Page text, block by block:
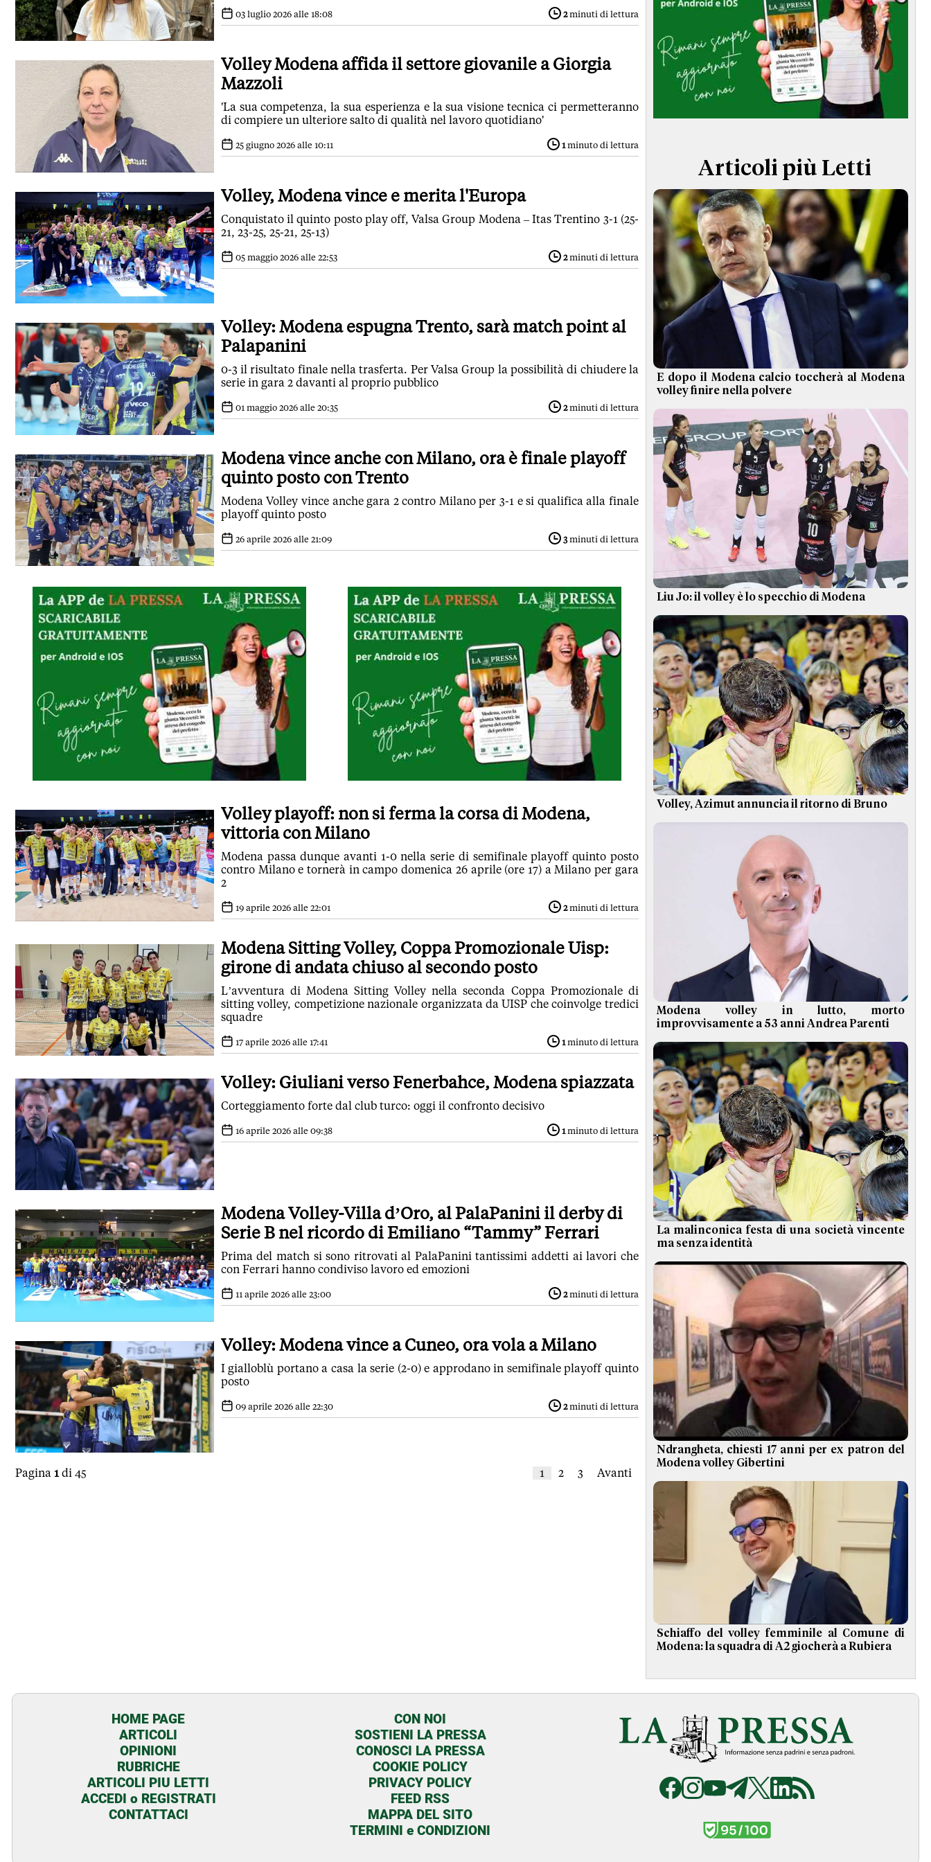
TERMINI e CONDIZIONI
03 luglio 2026 alle 18:08 2minuti di lettura
Volley Modena affida il settore giovanile a Giorgia
Mazzoli
'La sua competenza, la sua esperienza e la sua visione tecnica ci permetteranno
di compiere un ulteriore salto di qualità nel lavoro quotidiano'
25 giugno 2026 alle 10:11 1minuto di lettura
Volley, Modena vince e merita l'Europa
Conquistato il quinto posto play off, Valsa Group Modena – Itas Trentino 3-1 (25-
21, 23-25, 25-21, 25-13)
05 maggio 2026 alle 22:53 2minuti di lettura
Volley: Modena espugna Trento, sarà match point al
Palapanini
0-3 il risultato finale nella trasferta. Per Valsa Group la possibilità di chiudere la
serie in gara 2 davanti al proprio pubblico
01 maggio 2026 alle 20:35 2minuti di lettura
Modena vince anche con Milano, ora è finale playoff
quinto posto con Trento
Modena Volley vince anche gara 2 contro Milano per 3-1 e si qualifica alla finale
playoff quinto posto
26 aprile 2026 alle 21:09 3minuti di lettura
Volley playoff: non si ferma la corsa di Modena,
vittoria con Milano
Modena passa dunque avanti 1-0 nella serie di semifinale playoff quinto posto
contro Milano e tornerà in campo domenica 26 aprile (ore 17) a Milano per gara
2
19 aprile 2026 alle 22:01 2minuti di lettura
Modena Sitting Volley, Coppa Promozionale Uisp:
girone di andata chiuso al secondo posto
L’avventura di Modena Sitting Volley nella seconda Coppa Promozionale di
sitting volley, competizione nazionale organizzata da UISP che coinvolge tredici
squadre
17 aprile 2026 alle 17:41 1minuto di lettura
Volley: Giuliani verso Fenerbahce, Modena spiazzata
Corteggiamento forte dal club turco: oggi il confronto decisivo
16 aprile 2026 alle 09:38 1minuto di lettura
Modena Volley-Villa d’Oro, al PalaPanini il derby di
Serie B nel ricordo di Emiliano “Tammy” Ferrari
Prima del match si sono ritrovati al PalaPanini tantissimi addetti ai lavori che
con Ferrari hanno condiviso lavoro ed emozioni
11 aprile 2026 alle 23:00 2minuti di lettura
Volley: Modena vince a Cuneo, ora vola a Milano
I gialloblù portano a casa la serie (2-0) e approdano in semifinale playoff quinto
posto
09 aprile 2026 alle 22:30 2minuti di lettura
Pagina 1 di 45 1 2 3 Avanti
Articoli più Letti
E dopo il Modena calcio toccherà al Modena
volley finire nella polvere
Liu Jo: il volley è lo specchio di Modena
Volley, Azimut annuncia il ritorno di Bruno
Modena volley in lutto, morto
improvvisamente a 53 anni Andrea Parenti
La malinconica festa di una società vincente
ma senza identità
Ndrangheta, chiesti 17 anni per ex patron del
Modena volley Gibertini
Schiaffo del volley femminile al Comune di
Modena: la squadra di A2 giocherà a Rubiera
HOME PAGE
ARTICOLI
OPINIONI
RUBRICHE
ARTICOLI PIU LETTI
ACCEDI o REGISTRATI
CONTATTACI
CON NOI
SOSTIENI LA PRESSA
CONOSCI LA PRESSA
COOKIE POLICY
PRIVACY POLICY
FEED RSS
MAPPA DEL SITO
TERMINI e CONDIZIONI